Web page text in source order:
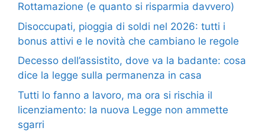
Rottamazione (e quanto si risparmia davvero)
Disoccupati, pioggia di soldi nel 2026: tutti i
bonus attivi e le novità che cambiano le regole
Decesso dell’assistito, dove va la badante: cosa
dice la legge sulla permanenza in casa
Tutti lo fanno a lavoro, ma ora si rischia il
licenziamento: la nuova Legge non ammette
sgarri